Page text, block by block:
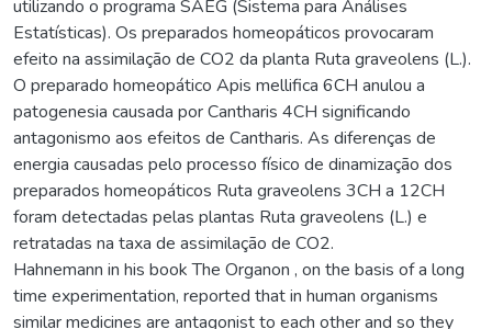
utilizando o programa SAEG (Sistema para Análises
Estatísticas). Os preparados homeopáticos provocaram
efeito na assimilação de CO2 da planta Ruta graveolens (L.).
O preparado homeopático Apis mellifica 6CH anulou a
patogenesia causada por Cantharis 4CH significando
antagonismo aos efeitos de Cantharis. As diferenças de
energia causadas pelo processo físico de dinamização dos
preparados homeopáticos Ruta graveolens 3CH a 12CH
foram detectadas pelas plantas Ruta graveolens (L.) e
retratadas na taxa de assimilação de CO2.
Hahnemann in his book The Organon , on the basis of a long
time experimentation, reported that in human organisms
similar medicines are antagonist to each other and so they